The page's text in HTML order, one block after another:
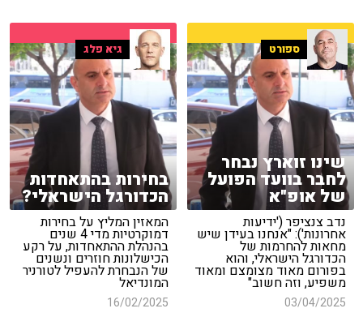
ספורט
שינו זוארץ נבחר
לחבר בוועד הפועל
של אופ"א
נדב צנציפר ('ידיעות
אחרונות'): "אנחנו בעידן שיש
מחאות להחרמות של
הכדורגל הישראלי, והוא
בפורום מאוד מצומצם ומאוד
משפיע, וזה חשוב"
03/04/2025
גיא פלג
בחירות בהתאחדות
הכדורגל הישראלי?
המאזין המליץ על בחירות
דמוקרטיות מדי 4 שנים
בהנהלת ההתאחדות, על רקע
הכישלונות חוזרים ונשנים
של הנבחרת להעפיל לטורניר
המונדיאל
16/02/2025